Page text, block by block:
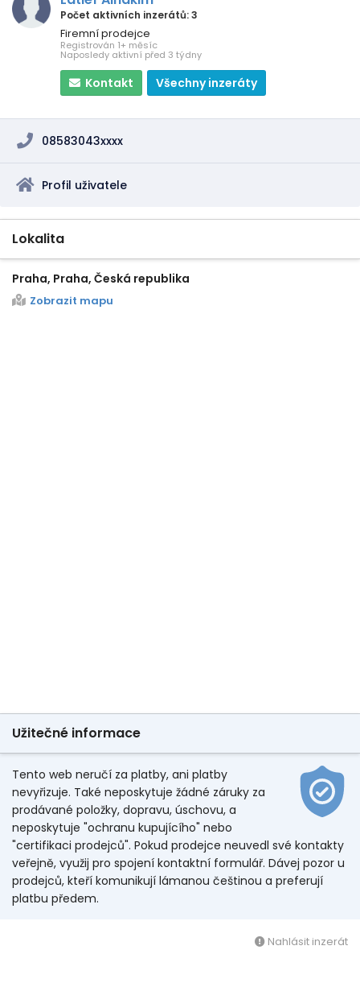
Počet aktivních inzerátů: 3
Firemní prodejce
Registrován 1+ měsíc
Naposledy aktivní před 3 týdny
Kontakt Všechny inzeráty
08583043xxxx
Profil uživatele
Lokalita
Praha, Praha, Česká republika
Zobrazit mapu
Užitečné informace
Tento web neručí za platby, ani platby
nevyřizuje. Také neposkytuje žádné záruky za
prodávané položky, dopravu, úschovu, a
neposkytuje "ochranu kupujícího" nebo
"certifikaci prodejců". Pokud prodejce neuvedl své kontakty
veřejně, využij pro spojení kontaktní formulář. Dávej pozor u
prodejců, kteří komunikují lámanou češtinou a preferují
platbu předem.
Nahlásit inzerát